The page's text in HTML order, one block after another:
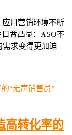
应用营销环境不断
益凸显：ASO不
需求变得更加迫
高转化率的